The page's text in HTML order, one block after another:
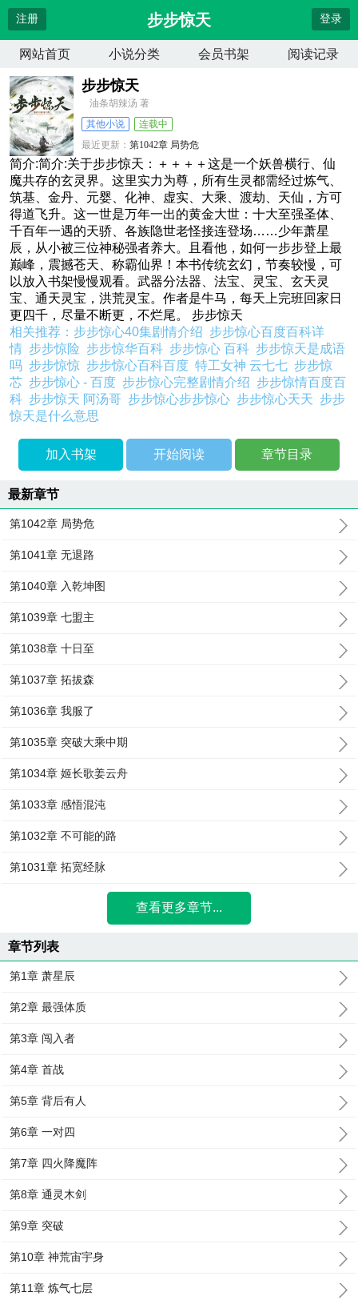
注册 步步惊天 登录
网站首页 小说分类 会员书架 阅读记录
步步惊天
油条胡辣汤 著
其他小说
连载中
最近更新：第1042章 局势危
更新时间：2026-08-07 06:46:51
简介:简介:关于步步惊天：＋＋＋＋这是一个妖兽横行、仙
魔共存的玄灵界。这里实力为尊，所有生灵都需经过炼气、
筑基、金丹、元婴、化神、虚实、大乘、渡劫、天仙，方可
得道飞升。这一世是万年一出的黄金大世：十大至强圣体、
千百年一遇的天骄、各族隐世老怪接连登场……少年萧星
辰，从小被三位神秘强者养大。且看他，如何一步步登上最
巅峰，震撼苍天、称霸仙界！本书传统玄幻，节奏较慢，可
以放入书架慢慢观看。武器分法器、法宝、灵宝、玄天灵
宝、通天灵宝，洪荒灵宝。作者是牛马，每天上完班回家日
更四千，尽量不断更，不烂尾。 步步惊天
相关推荐： 步步惊心40集剧情介绍 步步惊心百度百科详
情 步步惊险 步步惊华百科 步步惊心 百科 步步惊天是成语
吗 步步惊惊 步步惊心百科百度特工女神 云七七 步步惊
芯 步步惊心 - 百度 步步惊心完整剧情介绍 步步惊情百度百
科 步步惊天 阿汤哥 步步惊心步步惊心 步步惊心天天 步步
惊天是什么意思
加入书架 开始阅读 章节目录
最新章节
第1042章 局势危
第1041章 无退路
第1040章 入乾坤图
第1039章 七盟主
第1038章 十日至
第1037章 拓拔森
第1036章 我服了
第1035章 突破大乘中期
第1034章 姬长歌姜云舟
第1033章 感悟混沌
第1032章 不可能的路
第1031章 拓宽经脉
查看更多章节...
章节列表
第1章 萧星辰
第2章 最强体质
第3章 闯入者
第4章 首战
第5章 背后有人
第6章 一对四
第7章 四火降魔阵
第8章 通灵木剑
第9章 突破
第10章 神荒宙宇身
第11章 炼气七层